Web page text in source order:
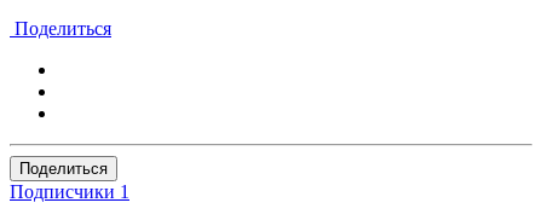
Поделиться
Поделиться
Подписчики 1